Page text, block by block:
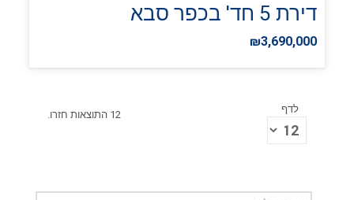
דירת 5 חד' בכפר סבא
₪3,690,000
12 התוצאות חזרו. לדף